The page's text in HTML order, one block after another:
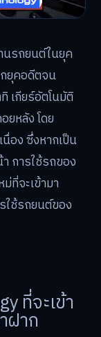
นรถยนต์ในยุค
ยุคอดีตจน
เกียร์อัตโนมัติ
ยหลัง โดย
อง ซึ่งหากเป็น
การใช้รถของ
ที่จะเข้ามา
ใช้รถยนต์ของ
ที่จะเข้า
ฝาก